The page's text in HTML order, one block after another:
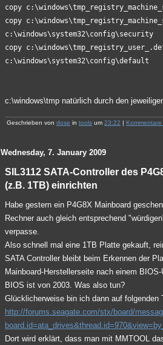
copy
copy
c:\windows\system32\config\security
copy
c:\windows\system32\config\default
c:\windows\tmp natürlich durch den
Geschrieben von dose in tools um 23:22 | Kommentare
Wednesday, 7. January 2009
SIL3112 SATA-Controller des
(z.B. 1TB) einrichten
Habe gestern ein P4G8X Mainboard
Rechner auch gleich entsprechend
verpasse.
Also schnell mal eine 1TB Platte gekauft,
SATA Controller bleibt beim Erkennen der
Mainboard-Herstellerseite nach einem
BIOS ist von 2003. Was also tun?
Glücklicherweise bin ich dann auf folgenden
http://forums.seagate.com/stx/board/
Dort wird erklärt, dass man mit MMTOOL